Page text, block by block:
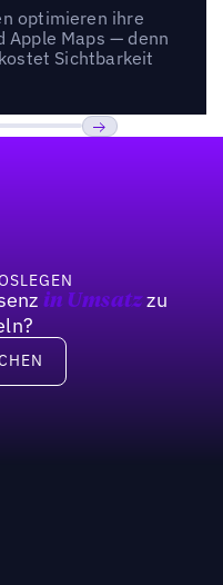
optimieren ihre
Apple Maps — denn
Sichtbarkeit
in Umsatzzu